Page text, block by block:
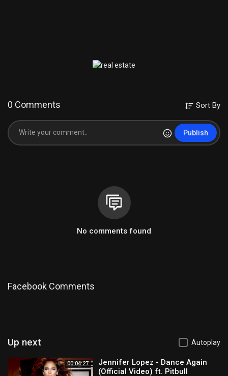
0 Comments Sort By
Publish
No comments found
Facebook Comments
Up next Autoplay
00:04:27
Jennifer Lopez - Dance Again
(Official Video) ft. Pitbull